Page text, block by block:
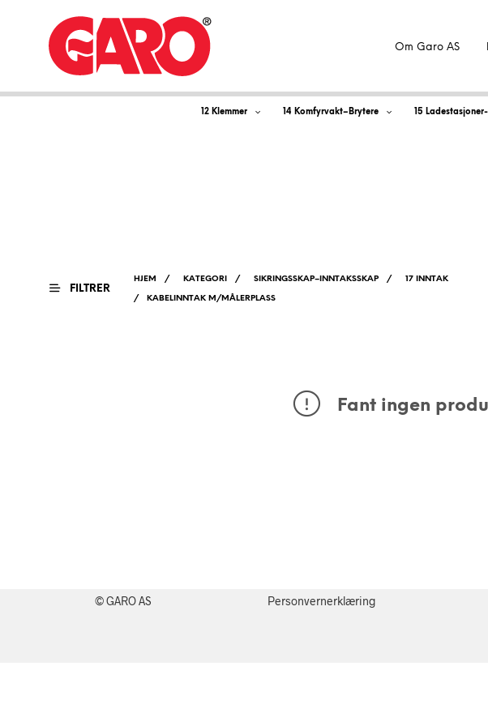
12 Klemmer 14 Komfyrvakt–Brytere 15
Om Garo AS
FILTRER
HJEM / KATEGORI / SIKRINGSSKAP–INNTAKSSKAP / 17 INNTAK
/ KABELINNTAK M/MÅLERPLASS
Fant ingen
© GARO AS Personvernerklæring